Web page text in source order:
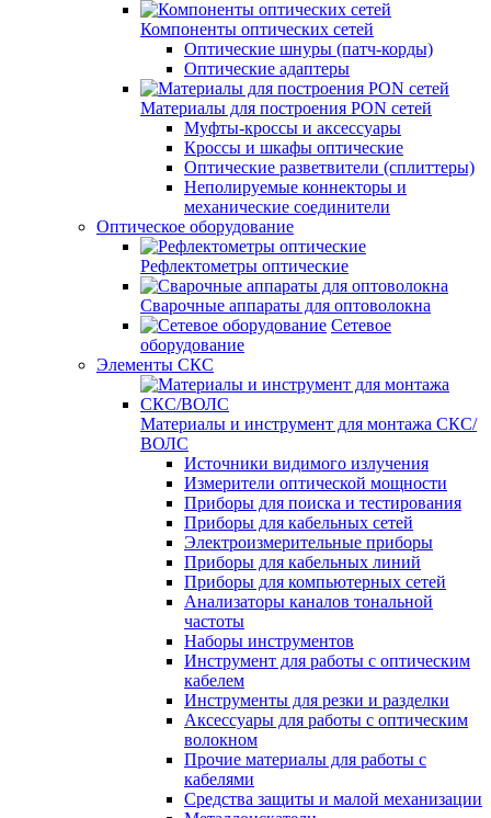
Компоненты оптических сетей
Оптические шнуры (патч-корды)
Оптические адаптеры
Материалы для построения PON сетей
Муфты-кроссы и аксессуары
Кроссы и шкафы оптические
Оптические разветвители (сплиттеры)
Неполируемые коннекторы и
механические соединители
Оптическое оборудование
Рефлектометры оптические
Сварочные аппараты для оптоволокна
Сетевое
оборудование
Элементы СКС
Материалы и инструмент для монтажа СКС/
ВОЛС
Источники видимого излучения
Измерители оптической мощности
Приборы для поиска и тестирования
Приборы для кабельных сетей
Электроизмерительные приборы
Приборы для кабельных линий
Приборы для компьютерных сетей
Анализаторы каналов тональной
частоты
Наборы инструментов
Инструмент для работы с оптическим
кабелем
Инструменты для резки и разделки
Аксессуары для работы с оптическим
волокном
Прочие материалы для работы с
кабелями
Средства защиты и малой механизации